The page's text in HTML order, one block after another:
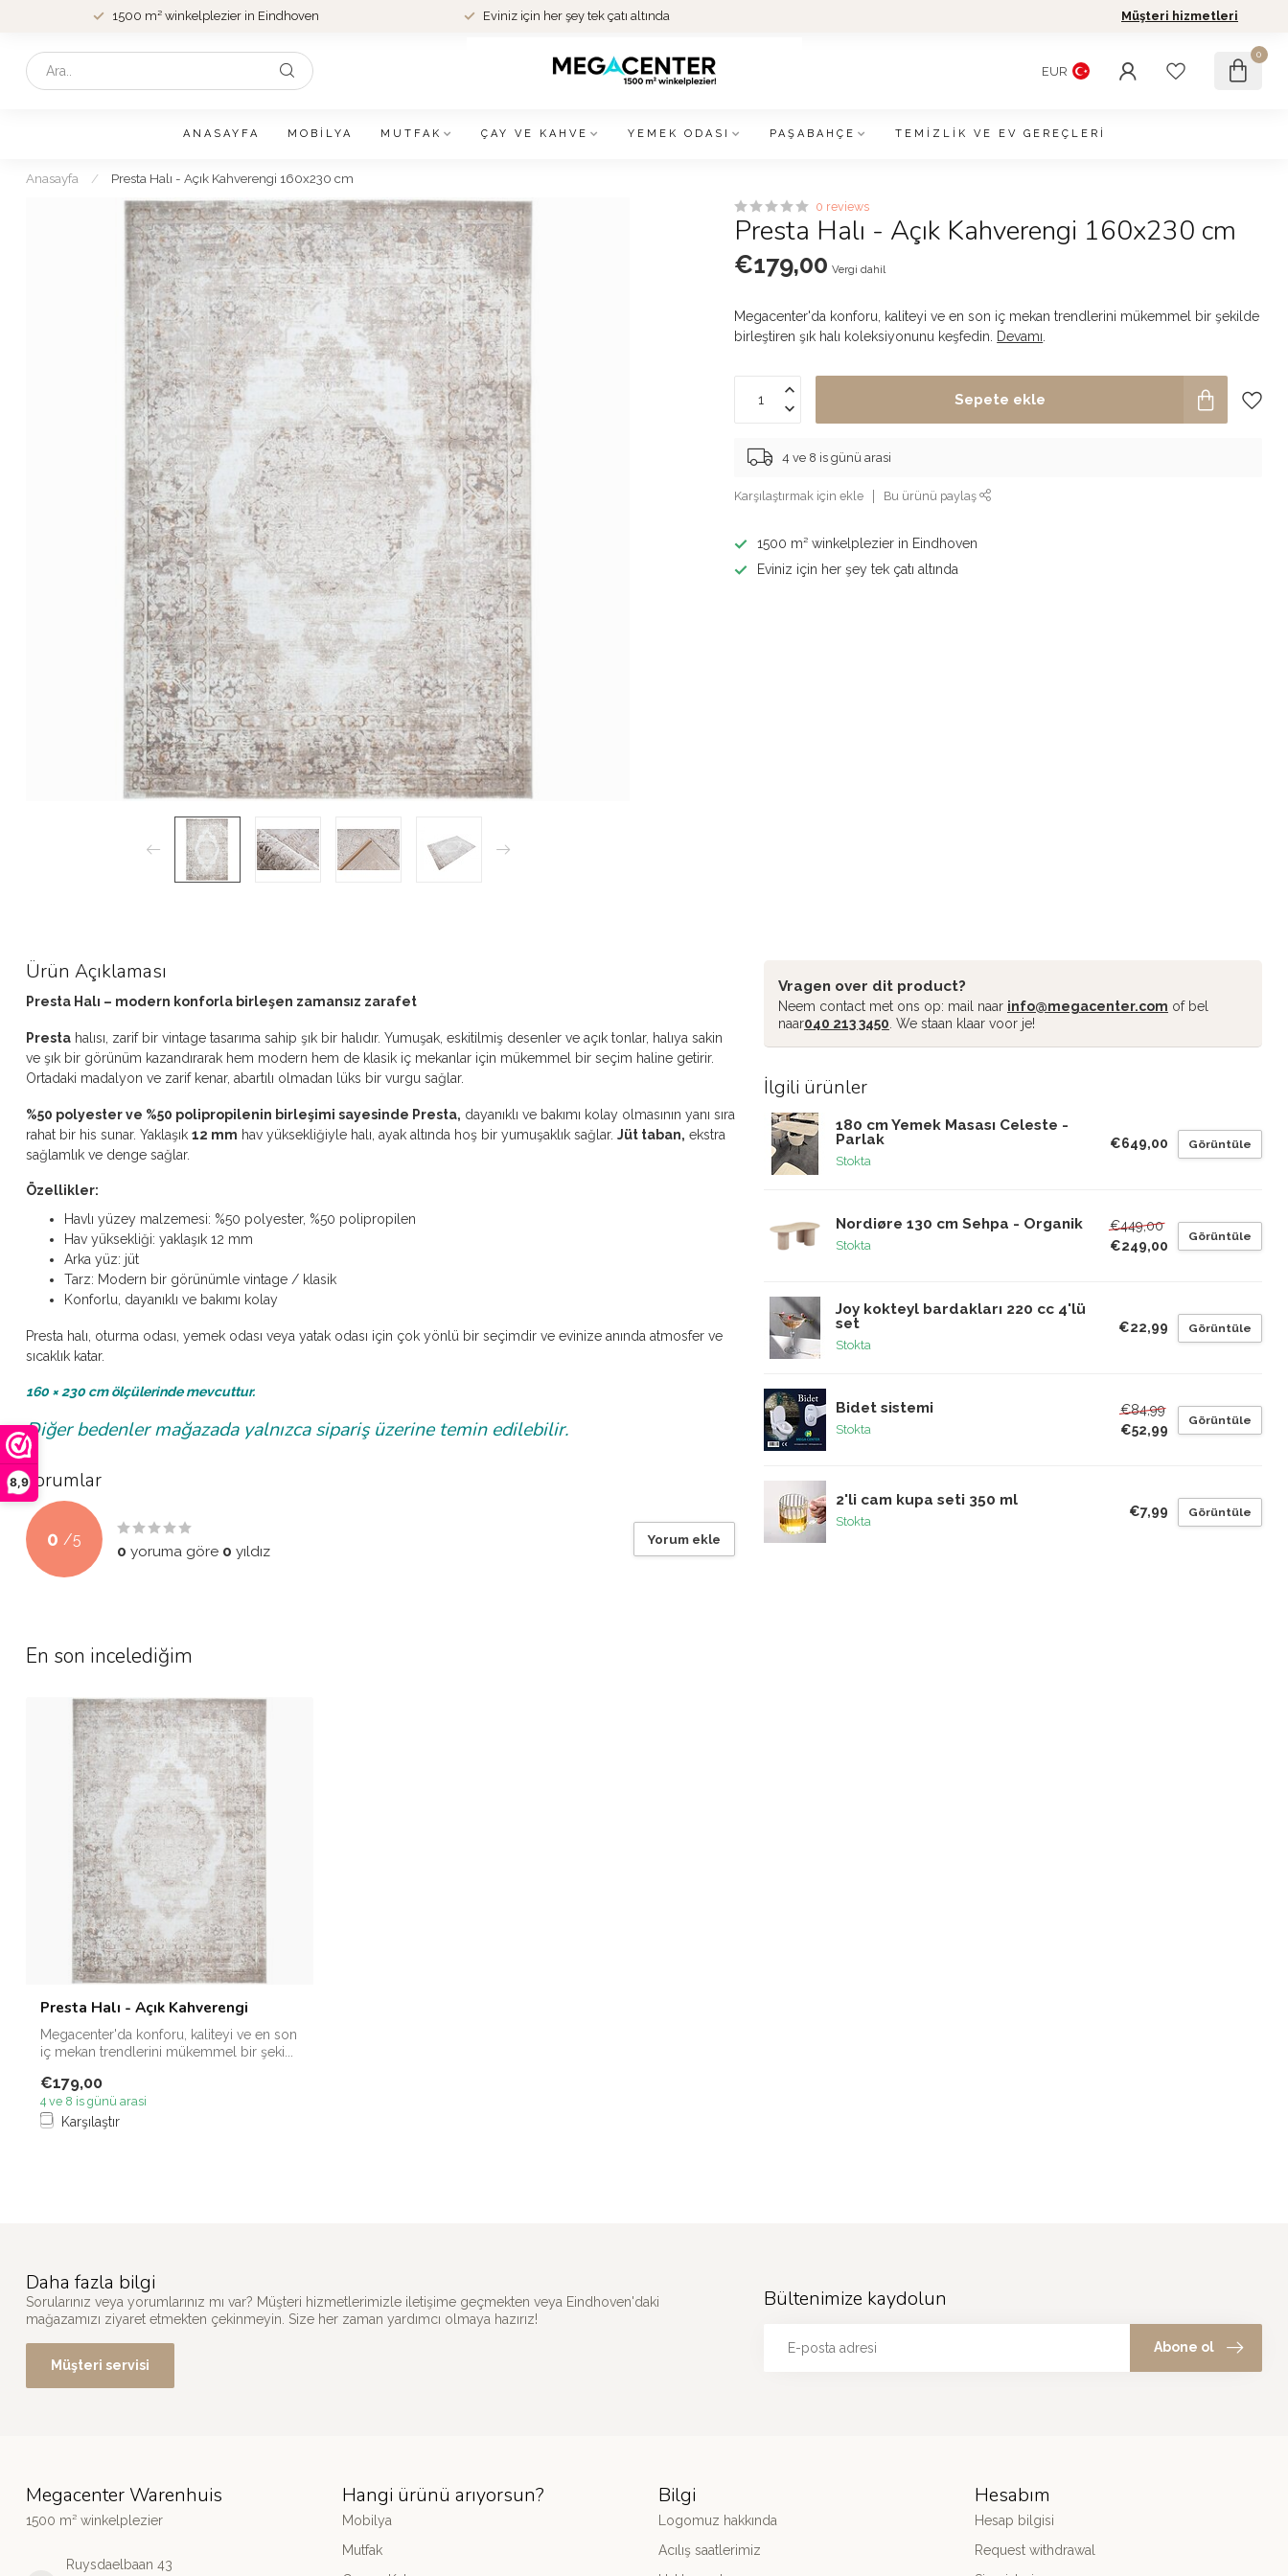
8,9
1500 m² winkelplezier in Eindhoven Eviniz için her şey tek çatı altında Müşteri hizmetleri
EUR
0
ANASAYFA MOBILYA MUTFAK ÇAY VE KAHVE YEMEK ODASI PAŞABAHÇE TEMIZLIK VE EV GEREÇLERI
Anasayfa / Presta Halı - Açık Kahverengi 160x230 cm
0 reviews
Presta Halı - Açık Kahverengi 160x230 cm
€179,00 Vergi dahil
Megacenter'da konforu, kaliteyi ve en son iç mekan trendlerini mükemmel bir şekilde
birleştiren şık halı koleksiyonunu keşfedin.
Devamı
Sepete ekle
4 ve 8 is günü arasi
Karşılaştırmak için ekle Bu ürünü paylaş
1500 m² winkelplezier in Eindhoven
Eviniz için her şey tek çatı altında
Ürün Açıklaması
Presta Halı – modern konforla birleşen zamansız zarafet
Presta halısı, zarif bir vintage tasarıma sahip şık bir halıdır. Yumuşak, eskitilmiş desenler ve açık tonlar, halıya sakin
ve şık bir görünüm kazandırarak hem modern hem de klasik iç mekanlar için mükemmel bir seçim haline getirir.
Ortadaki madalyon ve zarif kenar, abartılı olmadan lüks bir vurgu sağlar.
%50 polyester ve %50 polipropilenin birleşimi sayesinde Presta, dayanıklı ve bakımı kolay olmasının yanı sıra
rahat bir his sunar. Yaklaşık 12 mm hav yüksekliğiyle halı, ayak altında hoş bir yumuşaklık sağlar. Jüt taban, ekstra
sağlamlık ve denge sağlar.
Özellikler:
Havlı yüzey malzemesi: %50 polyester, %50 polipropilen
Hav yüksekliği: yaklaşık 12 mm
Arka yüz: jüt
Tarz: Modern bir görünümle vintage / klasik
Konforlu, dayanıklı ve bakımı kolay
Presta halı, oturma odası, yemek odası veya yatak odası için çok yönlü bir seçimdir ve evinize anında atmosfer ve
sıcaklık katar.
160 × 230 cm ölçülerinde mevcuttur.
Diğer bedenler mağazada yalnızca sipariş üzerine temin edilebilir.
Yorumlar
0 /5
0 yoruma göre 0 yıldız
Yorum ekle
Vragen over dit product?
Neem contact met ons op: mail naar info@megacenter.com of bel
naar040 213 3450 . We staan klaar voor je!
İlgili ürünler
180 cm Yemek Masası Celeste -
Parlak
Stokta
€649,00 Görüntüle
Nordiøre 130 cm Sehpa - Organik
Stokta
€449,00
€249,00
Görüntüle
Joy kokteyl bardakları 220 cc 4'lü
set
Stokta
€22,99 Görüntüle
Bidet sistemi
Stokta
€84,99
€52,99
Görüntüle
2'li cam kupa seti 350 ml
Stokta
€7,99 Görüntüle
En son incelediğim
Presta Halı - Açık Kahverengi
Megacenter'da konforu, kaliteyi ve en son
iç mekan trendlerini mükemmel bir şeki...
€179,00
4 ve 8 is günü arasi
Karşılaştır
Daha fazla bilgi
Sorularınız veya yorumlarınız mı var? Müşteri hizmetlerimizle iletişime geçmekten veya Eindhoven'daki
mağazamızı ziyaret etmekten çekinmeyin. Size her zaman yardımcı olmaya hazırız!
Müşteri servisi
Bültenimize kaydolun
Abone ol
Megacenter Warenhuis
1500 m² winkelplezier
Ruysdaelbaan 43
Hangi ürünü arıyorsun?
Mobilya
Mutfak
Bilgi
Logomuz hakkında
Acılış saatlerimiz
Hesabım
Hesap bilgisi
Request withdrawal